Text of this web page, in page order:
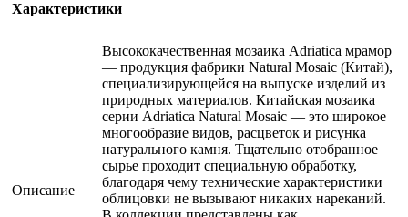
Характеристики
Описание
Высококачественная мозаика Adriatica мрамор
— продукция фабрики Natural Mosaic (Китай),
специализирующейся на выпуске изделий из
природных материалов. Китайская мозаика
серии Adriatica Natural Mosaic — это широкое
многообразие видов, расцветок и рисунка
натурального камня. Тщательно отобранное
сырье проходит специальную обработку,
благодаря чему технические характеристики
облицовки не вызывают никаких нареканий.